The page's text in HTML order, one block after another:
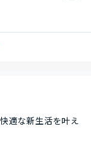
適な新生活を叶え